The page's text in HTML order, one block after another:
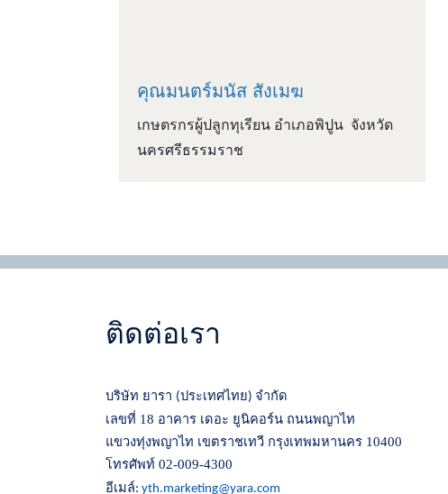
คุณมนตร์มนัส สังเมฆ
เกษตรกรผู้ปลูกทุเรียน อำเภอพิปูน จังหวัด
นครศรีธรรมราช
ติดต่อเรา
บริษัท ยารา (ประเทศไทย) จำกัด
เลขที่ 18 อาคาร เดอะ ยูนิคอร์น ถนนพญาไท
แขวงทุ่งพญาไท เขตราชเทวี กรุงเทพมหานคร 10400
โทรศัพท์ 02-009-4300
อีเมล์: yth.marketing@yara.com